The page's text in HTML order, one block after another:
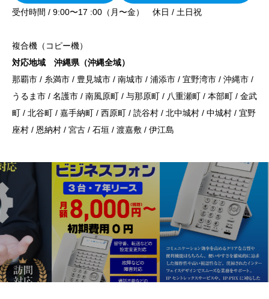
受付時間 / 9:00〜17 :00（月〜金） 休日 / 土日祝
複合機（コピー機）
対応地域 沖縄県（沖縄全域）
那覇市 / 糸満市 / 豊見城市 / 南城市 / 浦添市 / 宜野湾市 / 沖縄市 /
うるま市 / 名護市 / 南風原町 / 与那原町 / 八重瀬町 / 本部町 / 金武
町 / 北谷町 / 嘉手納町 / 西原町 / 読谷村 / 北中城村 / 中城村 / 宜野
座村 / 恩納村 / 宮古 / 石垣 / 渡嘉敷 / 伊江島